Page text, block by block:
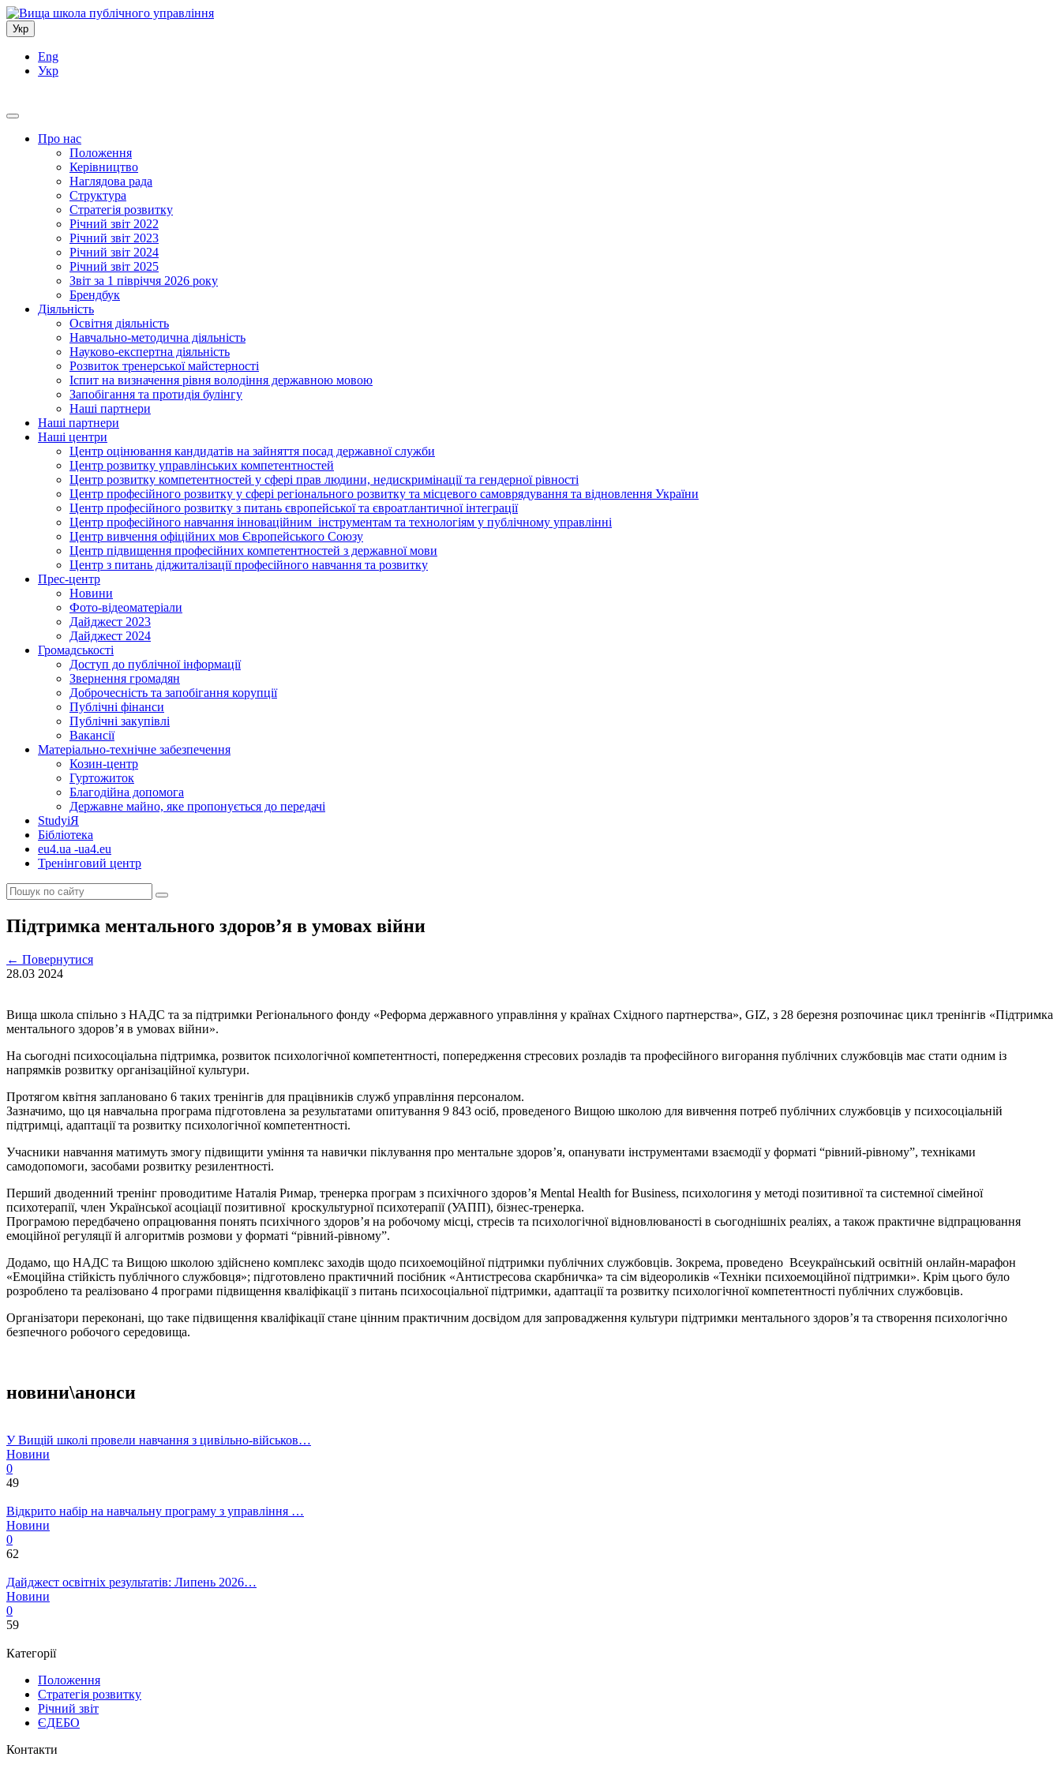
Укр
Eng
Укр
Про нас
Положення
Керівництво
Наглядова рада
Структура
Стратегія розвитку
Річний звіт 2022
Річний звіт 2023
Річний звіт 2024
Річний звіт 2025
Звіт за 1 півріччя 2026 року
Брендбук
Діяльність
Освітня діяльність
Навчально-методична діяльність
Науково-експертна діяльність
Розвиток тренерської майстерності
Іспит на визначення рівня володіння державною мовою
Запобігання та протидія булінгу
Наші партнери
Наші партнери
Наші центри
Центр оцінювання кандидатів на зайняття посад державної служби
Центр розвитку управлінських компетентностей
Центр розвитку компетентностей у сфері прав людини, недискримінації та гендерної рівності
Центр професійного розвитку у сфері регіонального розвитку та місцевого самоврядування та відновлення України
Центр професійного розвитку з питань європейської та євроатлантичної інтеграції
Центр професійного навчання інноваційним інструментам та технологіям у публічному управлінні
Центр вивчення офіційних мов Європейського Союзу
Центр підвищення професійних компетентностей з державної мови
Центр з питань діджиталізації професійного навчання та розвитку
Прес-центр
Новини
Фото-відеоматеріали
Дайджест 2023
Дайджест 2024
Громадськості
Доступ до публічної інформації
Звернення громадян
Доброчесність та запобігання корупції
Публічні фінанси
Публічні закупівлі
Вакансії
Матеріально-технічне забезпечення
Козин-центр
Гуртожиток
Благодійна допомога
Державне майно, яке пропонується до передачі
StudyіЯ
Бібліотека
eu4.ua -ua4.eu
Тренінговий центр
Підтримка ментального здоров’я в умовах війни
← Повернутися
28.03 2024
Вища школа спільно з НАДС та за підтримки Регіонального фонду «Реформа державного управління у країнах Східного партнерства», GIZ, з 28 березня розпочинає цикл тренінгів «Підтримка
ментального здоров’я в умовах війни».
На сьогодні психосоціальна підтримка, розвиток психологічної компетентності, попередження стресових розладів та професійного вигорання публічних службовців має стати одним із
напрямків розвитку організаційної культури.
Протягом квітня заплановано 6 таких тренінгів для працівників служб управління персоналом.
Зазначимо, що ця навчальна програма підготовлена за результатами опитування 9 843 осіб, проведеного Вищою школою для вивчення потреб публічних службовців у психосоціальній
підтримці, адаптації та розвитку психологічної компетентності.
Учасники навчання матимуть змогу підвищити уміння та навички піклування про ментальне здоров’я, опанувати інструментами взаємодії у форматі “рівний-рівному”, техніками
самодопомоги, засобами розвитку резилентності.
Перший дводенний тренінг проводитиме Наталія Римар, тренерка програм з психічного здоров’я Mental Health for Business, психологиня у методі позитивної та системної сімейної
психотерапії, член Української асоціації позитивної кроскультурної психотерапії (УАПП), бізнес-тренерка.
Програмою передбачено опрацювання понять психічного здоров’я на робочому місці, стресів та психологічної відновлюваності в сьогоднішніх реаліях, а також практичне відпрацювання
емоційної регуляції й алгоритмів розмови у форматі “рівний-рівному”.
Додамо, що НАДС та Вищою школою здійснено комплекс заходів щодо психоемоційної підтримки публічних службовців. Зокрема, проведено Всеукраїнський освітній онлайн-марафон
«Емоційна стійкість публічного службовця»; підготовлено практичний посібник «Антистресова скарбничка» та сім відеороликів «Техніки психоемоційної підтримки». Крім цього було
розроблено та реалізовано 4 програми підвищення кваліфікації з питань психосоціальної підтримки, адаптації та розвитку психологічної компетентності публічних службовців.
Організатори переконані, що таке підвищення кваліфікації стане цінним практичним досвідом для запровадження культури підтримки ментального здоров’я та створення психологічно
безпечного робочого середовища.
новини\анонси
У Вищій школі провели навчання з цивільно-військов…
Новини
0
49
Відкрито набір на навчальну програму з управління …
Новини
0
62
Дайджест освітніх результатів: Липень 2026…
Новини
0
59
Категорії
Положення
Стратегія розвитку
Річний звіт
ЄДЕБО
Контакти